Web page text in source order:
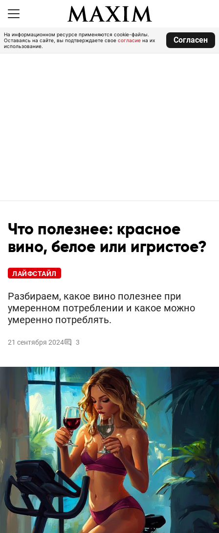
На информационном ресурсе применяются cookie-файлы.
Оставаясь на сайте, вы подтверждаете свое согласие на их
использование.
Согласен
Что полезнее: красное
вино, белое или игристое?
ЛАЙФСТАЙЛ
Разбираем, какое вино полезнее при
умеренном потреблении и какое можно
умеренно потреблять.
21 сентября 2024 3